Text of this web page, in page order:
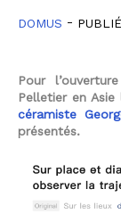
DOMUS -
Pour
Pelletier en Asie
céramiste
présentés.